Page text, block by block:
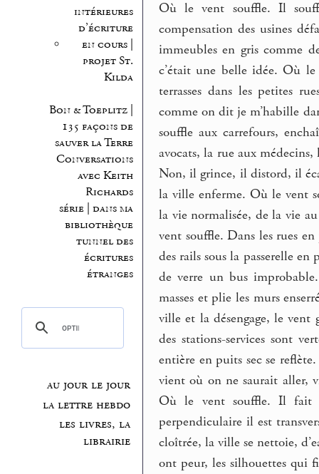
intérieures
d’écriture
en cours |
projet St.
Kilda
Bon & Toeplitz |
135 façons de
sauver la Terre
Conversations
avec Keith
Richards
série | dans ma
bibliothèque
tunnel des
écritures
étranges
au jour le jour
la lettre hebdo
les livres, la
librairie
Où le vent souffle. Il
compensation des usines
immeubles en gris comme
c’était une belle idée. Où
terrasses dans les petites
comme on dit je m’habille
souffle aux carrefours,
avocats, la rue aux
Non, il grince, il distord, il
la ville enferme. Où le vent
la vie normalisée, de la vie
vent souffle. Dans les rues
des rails sous la passerelle
de verre un bus
masses et plie les murs
ville et la désengage, le
des stations-services sont
entière en puits sec se
vient où on ne saurait aller,
Où le vent souffle. Il fait
perpendiculaire il est
cloîtrée, la ville se nettoie,
ont peur, les silhouettes qui